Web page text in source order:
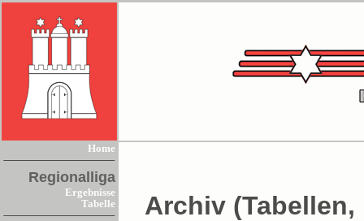
Home
Regionalliga
Ergebnisse
Tabelle
Archiv